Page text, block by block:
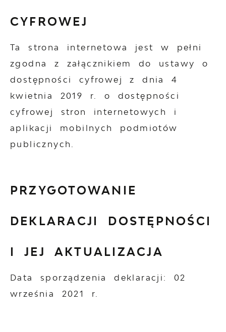
CYFROWEJ
Ta strona internetowa jest w pełni
zgodna z załącznikiem do ustawy o
dostępności cyfrowej z dnia 4
kwietnia 2019 r. o dostępności
cyfrowej stron internetowych i
aplikacji mobilnych podmiotów
publicznych.
PRZYGOTOWANIE
DEKLARACJI DOSTĘPNOŚCI
I JEJ AKTUALIZACJA
Data sporządzenia deklaracji: 02
września 2021 r.